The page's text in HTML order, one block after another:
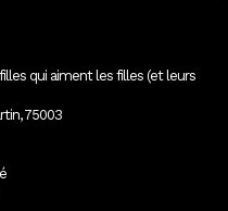
qui aiment les filles (et leurs
75003